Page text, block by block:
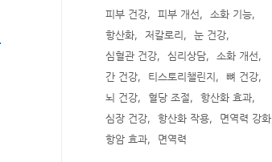
피부 건강
피부 개선
소화 기능
항산화
저칼로리
눈 건강
심혈관 건강
심리상담
소화 개선
간 건강
티스토리챌린지
뼈 건강
뇌 건강
혈당 조절
항산화 효과
심장 건강
항산화 작용
면역력 강화
항암 효과
면역력